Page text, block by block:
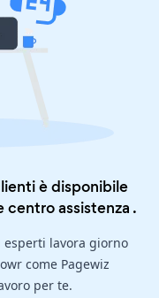
è disponibile
centro assistenza .
lavora giorno
come Pagewiz
per te.